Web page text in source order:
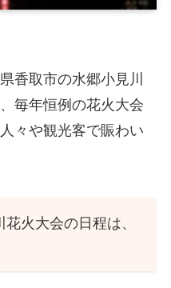
香取市の水郷小見川
毎年恒例の花火大会
々や観光客で賑わい
火大会の日程は、